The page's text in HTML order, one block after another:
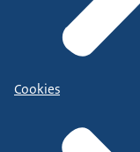
Cookies